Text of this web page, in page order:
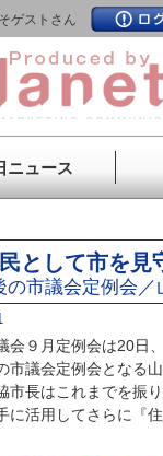
ゲストさん
ニュース
民として市を見
の市議会定例会／
会９月定例会は20日
市議会定例会となる
長はこれまでを振
に活用してさらに『住